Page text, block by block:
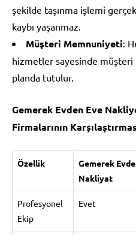
şekilde taşınma işlemi
kaybı yaşanmaz.
Müşteri Memnuniyeti:
hizmetler sayesinde
planda tutulur.
Gemerek Evden Eve
Firmalarının
Özellik
Gemerek
Nakliyat
Profesyonel
Ekip
Evet